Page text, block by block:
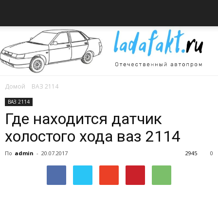
об
автомобилях
Домой ВАЗ 2114
ВАЗ 2114
Где находится датчик
холостого хода ваз 2114
По admin - 20.07.2017 0
2945